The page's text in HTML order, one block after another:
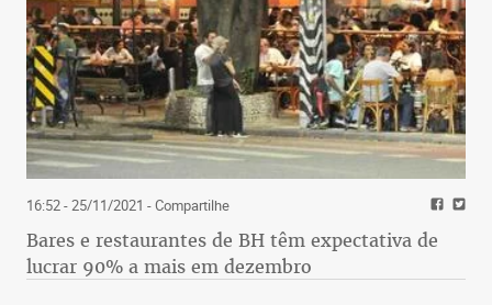
16:52 - 25/11/2021 - Compartilhe
Bares e restaurantes de BH têm expectativa de
lucrar 90% a mais em dezembro